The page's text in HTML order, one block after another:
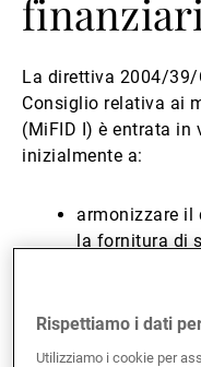
Gestori
Novità
finanziari
La direttiva 2004/39/
Consiglio relativa ai
(MiFID I) è entrata in
inizialmente a:
armonizzare il
la fornitura di
accrescere la
migliorare la
Rispettiamo i dati
Utilizziamo i cookie per